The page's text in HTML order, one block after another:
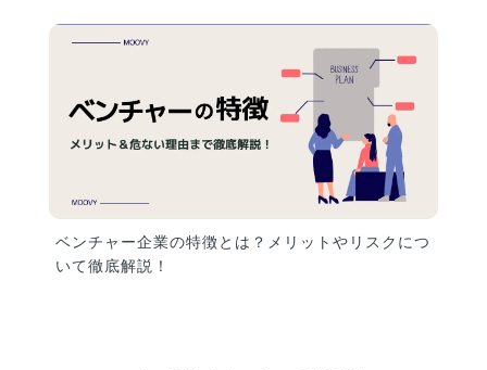
ベンチャー企業の特徴とは？メリットやリスクにつ
いて徹底解説！